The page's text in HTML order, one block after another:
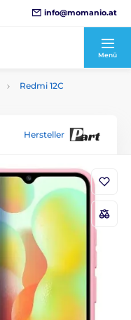
info@momanio.at
Menü
Redmi 12C
Hersteller